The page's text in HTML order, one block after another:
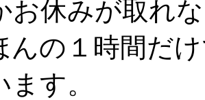
お休みが取れ
んの１時間だ
す。